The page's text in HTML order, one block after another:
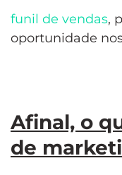
funil de vendas,
oportunidade
Afinal, o
de